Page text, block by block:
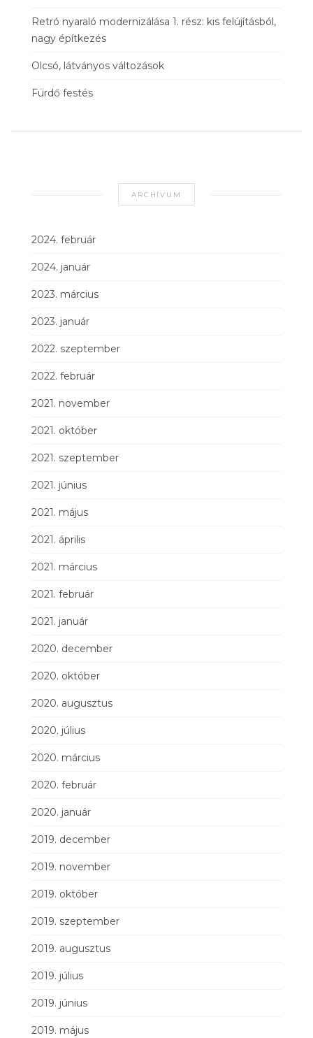
Retró nyaraló modernizálása 1. rész: kis felújításból,
nagy építkezés
Olcsó, látványos változások
Fürdő festés
ARCHÍVUM
2024. február
2024. január
2023. március
2023. január
2022. szeptember
2022. február
2021. november
2021. október
2021. szeptember
2021. június
2021. május
2021. április
2021. március
2021. február
2021. január
2020. december
2020. október
2020. augusztus
2020. július
2020. március
2020. február
2020. január
2019. december
2019. november
2019. október
2019. szeptember
2019. augusztus
2019. július
2019. június
2019. május